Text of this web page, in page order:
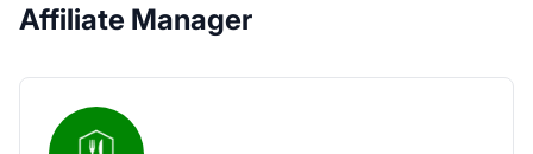
Affiliate Manager